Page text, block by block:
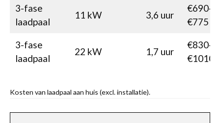
3-fase
laadpaal
11 kW 3,6 uur
€690-
€775
3-fase
laadpaal
22 kW 1,7 uur
€830-
€1010
Kosten van laadpaal aan huis (excl. installatie).